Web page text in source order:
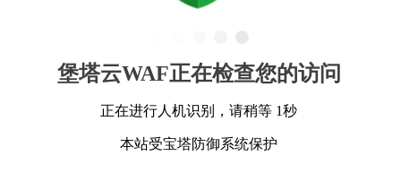
堡塔云WAF正在检查您的访问
正在进行人机识别，请稍等 1秒
本站受宝塔防御系统保护